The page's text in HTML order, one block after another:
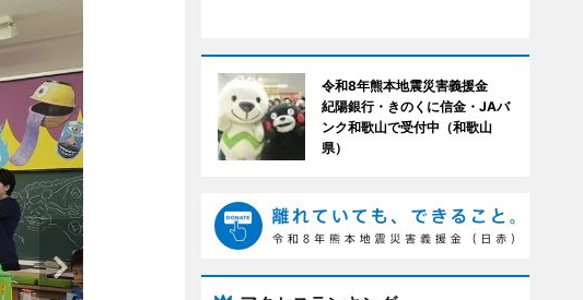
令和8年熊本地震災害義援金
紀陽銀行・きのくに信金・JAバ
ンク和歌山で受付中（和歌山
県）